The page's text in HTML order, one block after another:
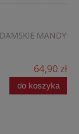
MANDY
64,90 zł
do koszyka